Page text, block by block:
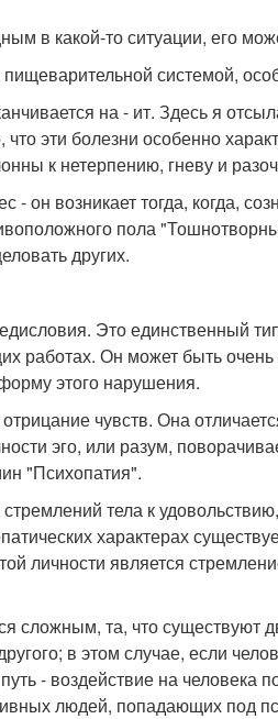
в какой-то ситуации, его
системой,
на - ит. Здесь я
эти болезни особенно
к нетерпению, гневу и
он возникает тогда, когда,
пола
других.
Это единственный
работах. Он может быть очень
этого нарушения.
чувств. Она
эго, или разум,
"Психопатия".
тела к
характерах
личности является
сложным, та, что существуют
в этом случае, если
- воздействие на человека
людей, попадающих под